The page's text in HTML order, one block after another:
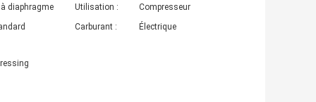
diaphragme Utilisation :
Compresseur
Carburant : Électrique